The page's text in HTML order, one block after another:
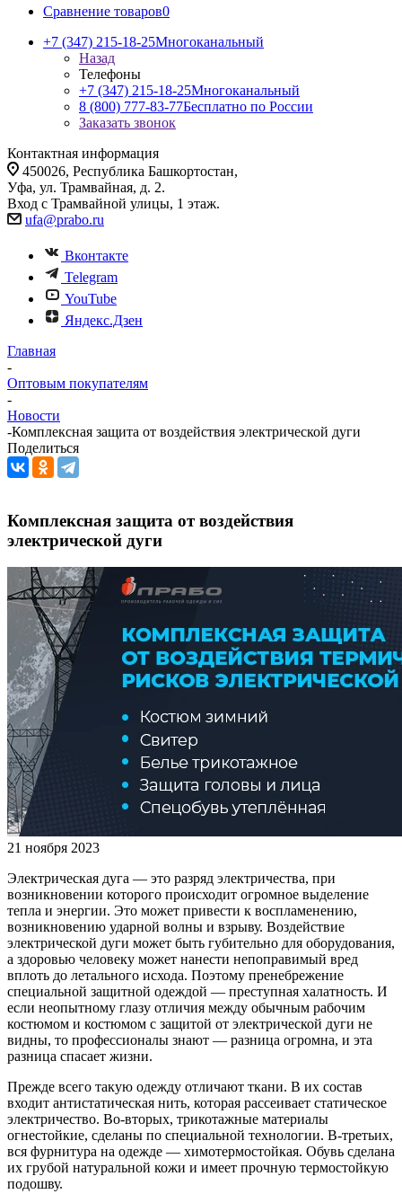
Сравнение товаров0
+7 (347) 215-18-25Многоканальный
Назад
Телефоны
+7 (347) 215-18-25Многоканальный
8 (800) 777-83-77Бесплатно по России
Заказать звонок
Контактная информация
450026, Республика Башкортостан,
Уфа, ул. Трамвайная, д. 2.
Вход с Трамвайной улицы, 1 этаж.
ufa@prabo.ru
Вконтакте
Telegram
YouTube
Яндекс.Дзен
Главная
-
Оптовым покупателям
-
Новости
-Комплексная защита от воздействия электрической дуги
Поделиться
Комплексная защита от воздействия
электрической дуги
21 ноября 2023
Электрическая дуга — это разряд электричества, при
возникновении которого происходит огромное выделение
тепла и энергии. Это может привести к воспламенению,
возникновению ударной волны и взрыву. Воздействие
электрической дуги может быть губительно для оборудования,
а здоровью человеку может нанести непоправимый вред
вплоть до летального исхода. Поэтому пренебрежение
специальной защитной одеждой — преступная халатность. И
если неопытному глазу отличия между обычным рабочим
костюмом и костюмом с защитой от электрической дуги не
видны, то профессионалы знают — разница огромна, и эта
разница спасает жизни.
Прежде всего такую одежду отличают ткани. В их состав
входит антистатическая нить, которая рассеивает статическое
электричество. Во-вторых, трикотажные материалы
огнестойкие, сделаны по специальной технологии. В-третьих,
вся фурнитура на одежде — химотермостойкая. Обувь сделана
их грубой натуральной кожи и имеет прочную термостойкую
подошву.